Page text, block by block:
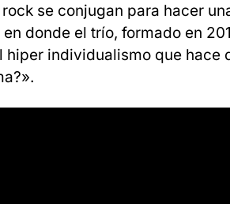
se conjugan para hacer
donde el trío, formado en
hiper individualismo que hace